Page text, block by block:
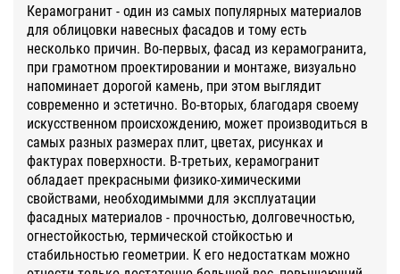
Керамогранит - один из самых популярных материалов
для облицовки навесных фасадов и тому есть
несколько причин. Во-первых, фасад из керамогранита,
при грамотном проектировании и монтаже, визуально
напоминает дорогой камень, при этом выглядит
современно и эстетично. Во-вторых, благодаря своему
искусственном происхождению, может производиться в
самых разных размерах плит, цветах, рисунках и
фактурах поверхности. В-третьих, керамогранит
обладает прекрасными физико-химическими
свойствами, необходимымми для эксплуатации
фасадных материалов - прочностью, долговечностью,
огнестойкостью, термической стойкостью и
стабильностью геометрии. К его недостаткам можно